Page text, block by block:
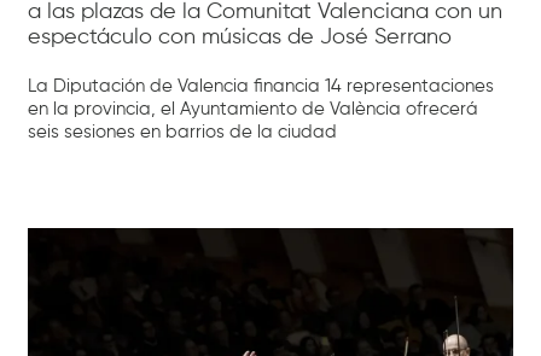
a las plazas de la Comunitat Valenciana con un
espectáculo con músicas de José Serrano
La Diputación de Valencia financia 14 representaciones
en la provincia, el Ayuntamiento de València ofrecerá
seis sesiones en barrios de la ciudad